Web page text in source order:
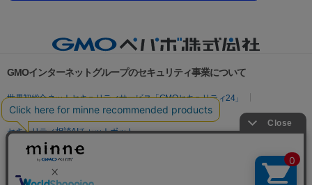
GMOインターネットグループのセキュリティ事業について
世界初総合ネットセキュリティサービス「GMOセキュリティ24」
パスワード漏洩診断
Webサイトリスク診断
セキュリティ相談AIチャットボット
実在証明・盗聴対策